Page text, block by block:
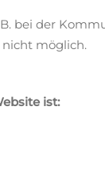
bei der
möglich.
ist: